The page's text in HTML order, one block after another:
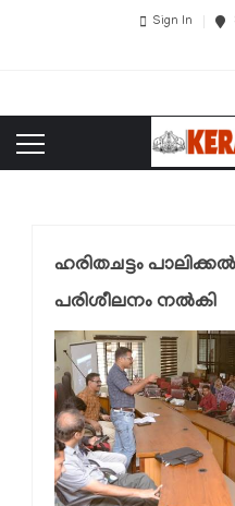
Sign In
ഹരിതചട്ടം
പരിശീലനം നൽകി